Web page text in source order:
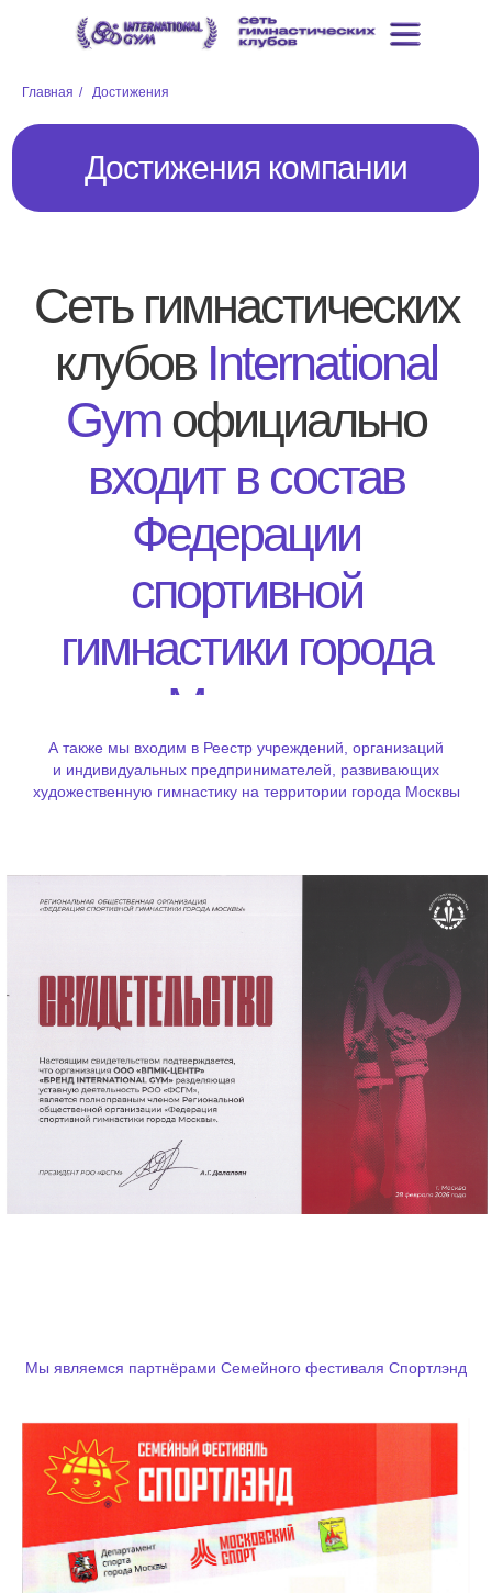
Главная / Достижения
Достижения компании
Сеть гимнастических
клубов International
Gymофициально
входит в состав
Федерации
спортивной
гимнастики города
Москвы
А также мы входим в Реестр учреждений, организаций
и индивидуальных предпринимателей, развивающих
художественную гимнастику на территории города Москвы
Мы являемся партнёрами Семейного фестиваля Спортлэнд